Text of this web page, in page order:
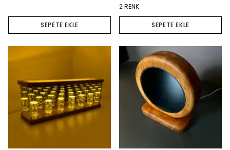
SEPETE EKLE
2 RENK
SEPETE EKLE